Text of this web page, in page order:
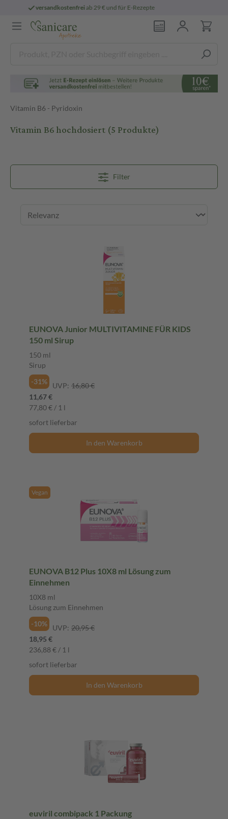
persönlichepharmazeutische Beratung
Vitamin B6 - Pyridoxin
Vitamin B6 hochdosiert(5 Produkte)
Filter
EUNOVA Junior MULTIVITAMINE FÜR KIDS
150 ml Sirup
150 ml
Sirup
-31%
UVP: 16,80 €
11,67 €
77,80 € / 1 l
sofort lieferbar
In den Warenkorb
Vegan
EUNOVA B12 Plus 10X8 ml Lösung zum
Einnehmen
10X8 ml
Lösung zum Einnehmen
-10%
UVP: 20,95 €
18,95 €
236,88 € / 1 l
sofort lieferbar
In den Warenkorb
euviril combipack 1 Packung